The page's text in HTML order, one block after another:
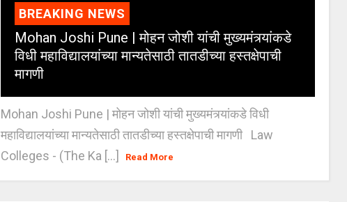
BREAKING NEWS
Mohan Joshi Pune | मोहन जोशी यांची मुख्यमंत्र्यांकडे
विधी महाविद्यालयांच्या मान्यतेसाठी तातडीच्या हस्तक्षेपाची
मागणी
Mohan Joshi Pune | मोहन जोशी यांची मुख्यमंत्र्यांकडे विधी
महाविद्यालयांच्या मान्यतेसाठी तातडीच्या हस्तक्षेपाची मागणी Law
Colleges - (The Ka [...]
Read More